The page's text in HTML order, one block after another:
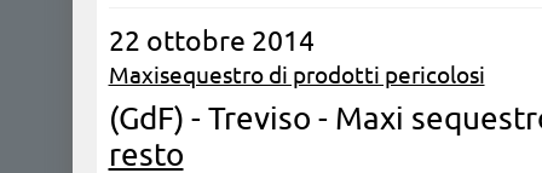
22 ottobre 2014
Maxisequestro di prodotti pericolosi
(GdF) - Treviso - Maxi
resto